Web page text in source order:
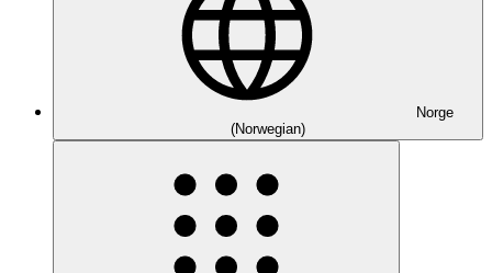
Norge
(Norwegian)